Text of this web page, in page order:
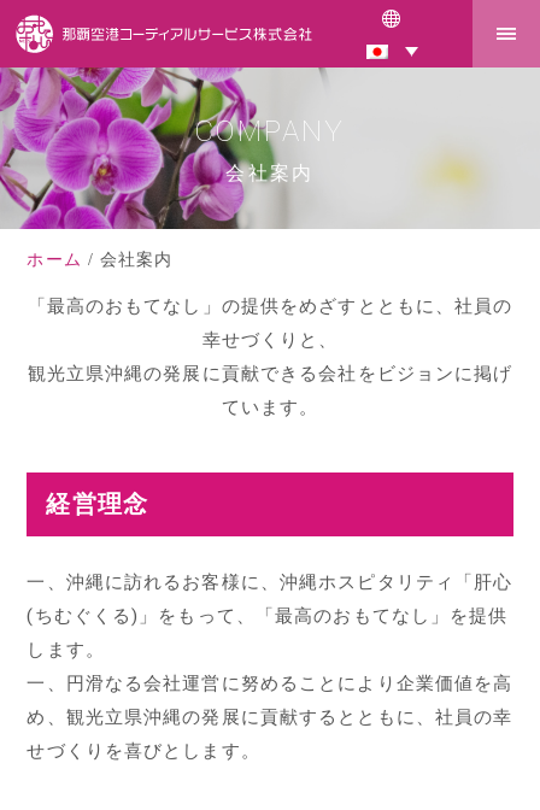
会社案内
ホーム 会社案内
「最高のおもてなし」の提供をめざすとともに、社員の
幸せづくりと、
観光立県沖縄の発展に貢献できる会社をビジョンに掲げ
ています。
経営理念
一、沖縄に訪れるお客様に、沖縄ホスピタリティ「肝心
(ちむぐくる)」をもって、「最高のおもてなし」を提供
します。
一、円滑なる会社運営に努めることにより企業価値を高
め、観光立県沖縄の発展に貢献するとともに、社員の幸
せづくりを喜びとします。